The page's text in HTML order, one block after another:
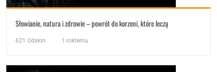
Słowianie, natura i zdrowie – powrót do korzeni, które leczą
621 Odsłon 1 roktemu